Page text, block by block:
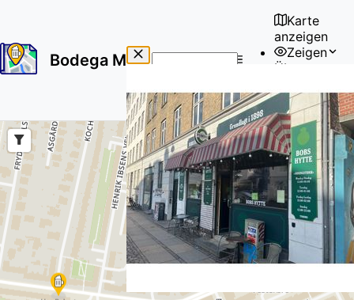
Bodega Map
results
found
Karte
anzeigen
Zeigen
Über uns
Benutzer